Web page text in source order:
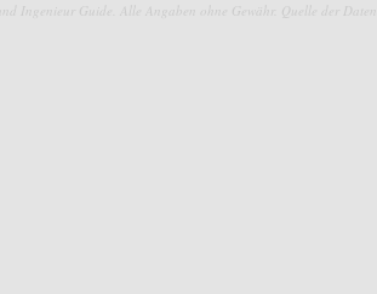
Ingenieur Guide. Alle Angaben ohne Gewähr. Quelle der